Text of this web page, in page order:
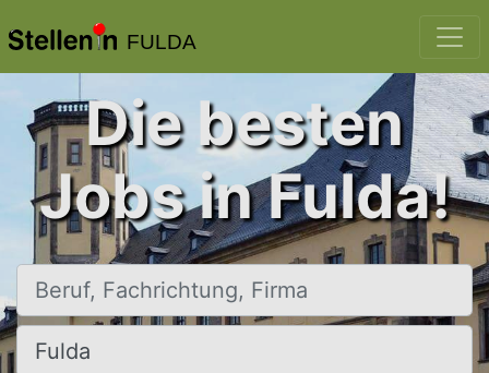
FULDA
Die besten
Jobs in Fulda!
Beruf, Fachrichtung, Firma
Ort, Stadt